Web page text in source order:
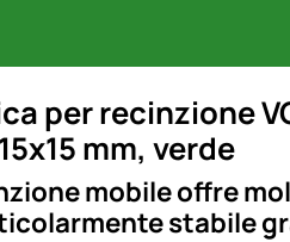
per recinzione
mm, verde
mobile offre
stabile